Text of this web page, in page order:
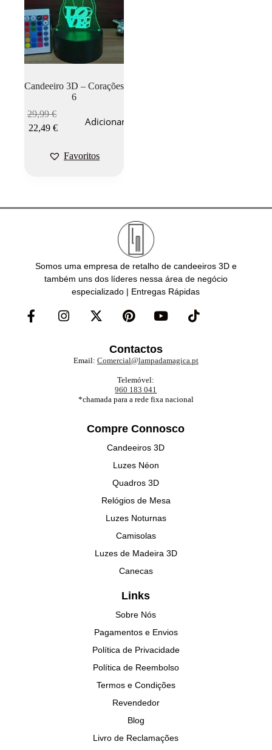
Candeeiro 3D – Corações
6
29,99€
22,49€
Adicionar
Favoritos
Somos uma empresa de retalho de candeeiros 3D e
também uns dos líderes nessa área de negócio
especializado | Entregas Rápidas
Contactos
Email: Comercial@lampadamagica.pt
Telemóvel:
960 183 041
*chamada para a rede fixa nacional
Compre Connosco
Candeeiros 3D
Luzes Néon
Quadros 3D
Relógios de Mesa
Luzes Noturnas
Camisolas
Luzes de Madeira 3D
Canecas
Links
Sobre Nós
Pagamentos e Envios
Política de Privacidade
Política de Reembolso
Termos e Condições
Revendedor
Blog
Livro de Reclamações